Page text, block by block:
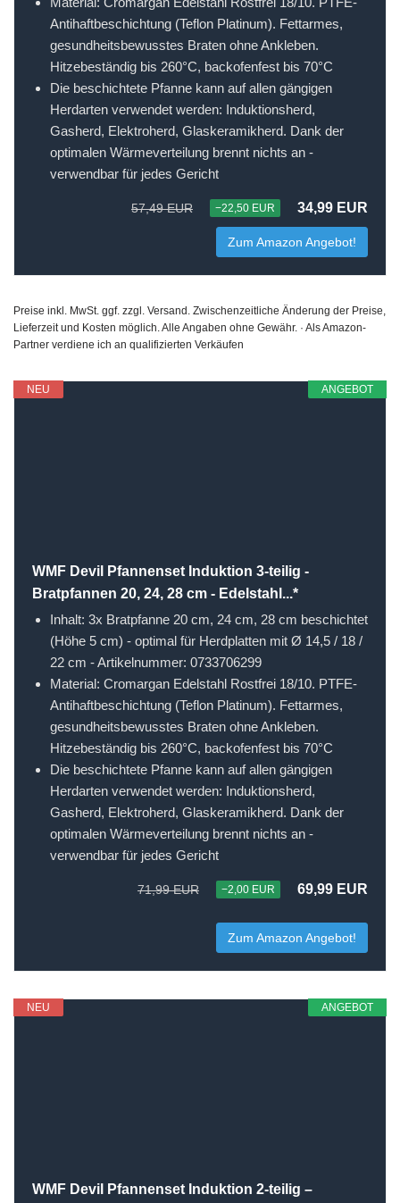
Antihaftbeschichtung (Teflon Platinum). Fettarmes,
gesundheitsbewusstes Braten ohne Ankleben.
Hitzebeständig bis 260°C, backofenfest bis 70°C
Die beschichtete Pfanne kann auf allen gängigen
Herdarten verwendet werden: Induktionsherd,
Gasherd, Elektroherd, Glaskeramikherd. Dank der
optimalen Wärmeverteilung brennt nichts an -
verwendbar für jedes Gericht
57,49 EUR −22,50 EUR 34,99 EUR
Zum Amazon Angebot!
Preise inkl. MwSt. ggf. zzgl. Versand. Zwischenzeitliche Änderung der Preise,
Lieferzeit und Kosten möglich. Alle Angaben ohne Gewähr. · Als Amazon-
Partner verdiene ich an qualifizierten Verkäufen
ANGEBOT
NEU
WMF Devil Pfannenset Induktion 3-teilig -
Bratpfannen 20, 24, 28 cm - Edelstahl...*
Inhalt: 3x Bratpfanne 20 cm, 24 cm, 28 cm beschichtet
(Höhe 5 cm) - optimal für Herdplatten mit Ø 14,5 / 18 /
22 cm - Artikelnummer: 0733706299
Material: Cromargan Edelstahl Rostfrei 18/10. PTFE-
Antihaftbeschichtung (Teflon Platinum). Fettarmes,
gesundheitsbewusstes Braten ohne Ankleben.
Hitzebeständig bis 260°C, backofenfest bis 70°C
Die beschichtete Pfanne kann auf allen gängigen
Herdarten verwendet werden: Induktionsherd,
Gasherd, Elektroherd, Glaskeramikherd. Dank der
optimalen Wärmeverteilung brennt nichts an -
verwendbar für jedes Gericht
71,99 EUR −2,00 EUR 69,99 EUR
Zum Amazon Angebot!
ANGEBOT
NEU
WMF Devil Pfannenset Induktion 2-teilig –